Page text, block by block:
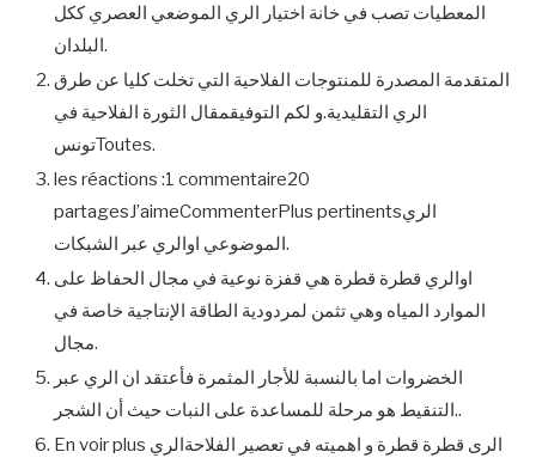
المعطيات تصب في خانة اختيار الري الموضعي العصري ككل
البلدان.
المتقدمة المصدرة للمنتوجات الفلاحية التي تخلت كليا عن طرق
الري التقليدية.و لكم التوفيقمقال الثورة الفلاحية في
تونسToutes.
les réactions :1 commentaire20
partagesJ’aimeCommenterPlus pertinentsالري
الموضوعي اوالري عبر الشبكات.
اوالري قطرة قطرة هي قفزة نوعية في مجال الحفاظ على
الموارد المياه وهي تثمن لمردودية الطاقة الإنتاجية خاصة في
مجال.
الخضروات اما بالنسبة للأجار المثمرة فأعتقد ان الري عبر
التنقيط هو مرحلة للمساعدة على النبات حيث أن الشجر..
En voir plus الرى قطرة قطرة و اهميته في تعصير الفلاحةالري